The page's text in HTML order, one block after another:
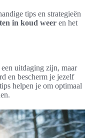
tips en strategieën
in koud weer en het
uitdaging zijn, maar
en bescherm je jezelf
helpen je om optimaal